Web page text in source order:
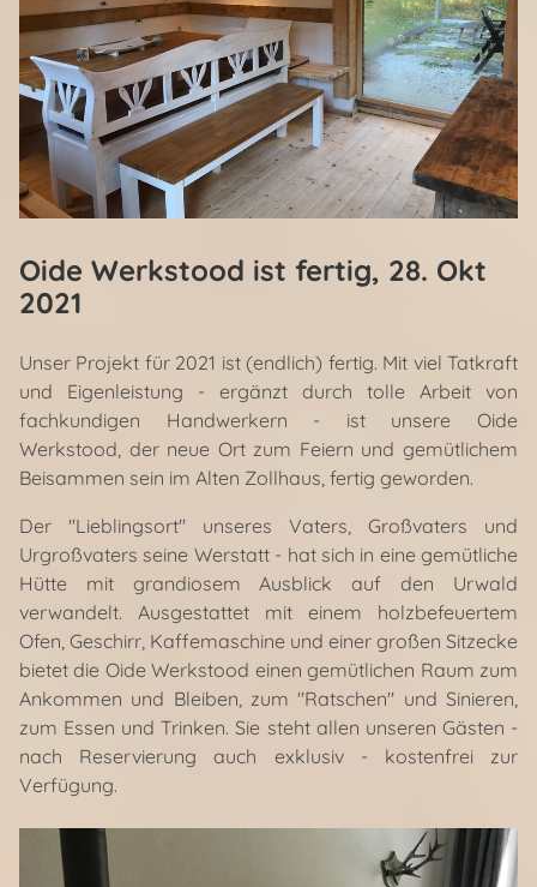
Oide Werkstood ist fertig, 28. Okt
2021
Unser Projekt für 2021 ist (endlich) fertig. Mit viel Tatkraft
und Eigenleistung - ergänzt durch tolle Arbeit von
fachkundigen Handwerkern - ist unsere Oide
Werkstood, der neue Ort zum Feiern und gemütlichem
Beisammen sein im Alten Zollhaus, fertig geworden.
Der "Lieblingsort" unseres Vaters, Großvaters und
Urgroßvaters seine Werstatt - hat sich in eine gemütliche
Hütte mit grandiosem Ausblick auf den Urwald
verwandelt. Ausgestattet mit einem holzbefeuertem
Ofen, Geschirr, Kaffemaschine und einer großen Sitzecke
bietet die Oide Werkstood einen gemütlichen Raum zum
Ankommen und Bleiben, zum "Ratschen" und Sinieren,
zum Essen und Trinken. Sie steht allen unseren Gästen -
nach Reservierung auch exklusiv - kostenfrei zur
Verfügung.